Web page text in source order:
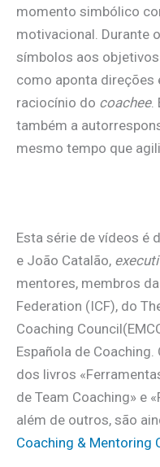
momento simbólico
motivacional. Durante
símbolos aos
como aponta
raciocínio do coachee.
também a
mesmo tempo que
Esta série de vídeos é
e João Catalão,
mentores, membros
Federation (ICF), do
Coaching
Española de
dos livros
de Team Coaching» e
além de outros, são
Coaching & Mentoring